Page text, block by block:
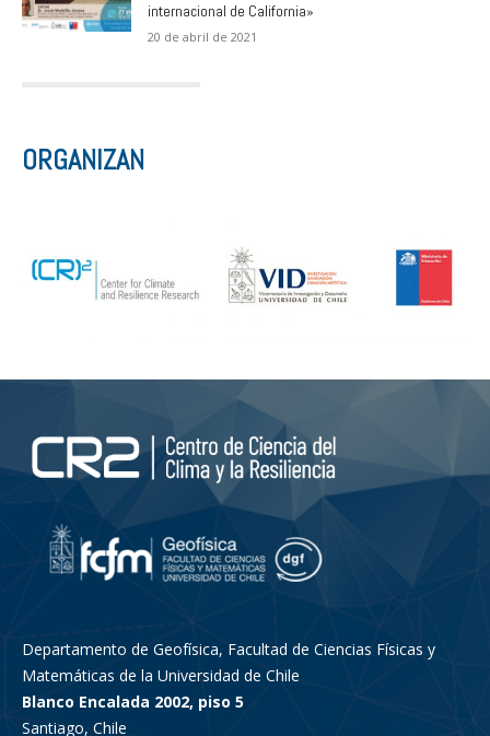
internacional de California»
20 de abril de 2021
ORGANIZAN
Departamento de Geofísica, Facultad de Ciencias Físicas y
Matemáticas de la Universidad de Chile
Blanco Encalada 2002, piso 5
Santiago, Chile